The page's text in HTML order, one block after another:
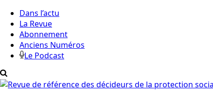
Dans l’actu
La Revue
Abonnement
Anciens Numéros
Le Podcast